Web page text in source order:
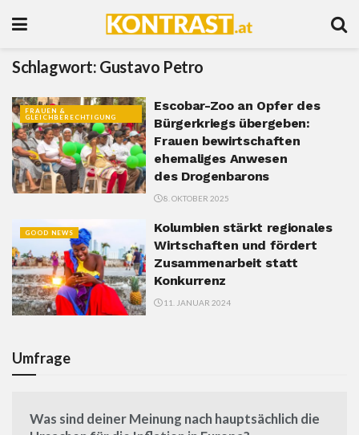
Schlagwort: Gustavo Petro
FRAUEN &
GLEICHBERECHTIGUNG
Escobar-Zoo an Opfer des
Bürgerkriegs übergeben:
Frauen bewirtschaften
ehemaliges Anwesen
des Drogenbarons
8. OKTOBER 2025
GOOD NEWS
Kolumbien stärkt regionales
Wirtschaften und fördert
Zusammenarbeit statt
Konkurrenz
11. JANUAR 2024
Umfrage
Was sind deiner Meinung nach hauptsächlich die